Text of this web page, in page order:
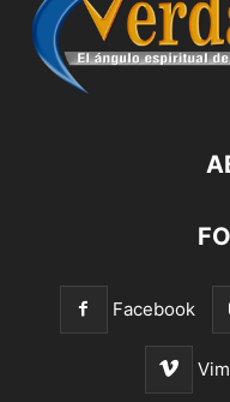
Facebook